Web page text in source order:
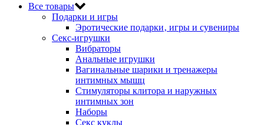
Все товары
Подарки и игры
Эротические подарки‚ игры и сувениры
Секс-игрушки
Вибраторы
Анальные игрушки
Вагинальные шарики и тренажеры
интимных мышц
Стимуляторы клитора и наружных
интимных зон
Наборы
Секс куклы